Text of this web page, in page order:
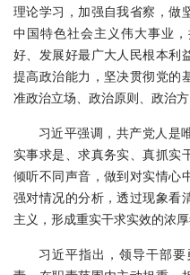
理论学习，加强自我省察，做
中国特色社会主义伟大事业
好、发展好最广大人民根本利
提高政治能力，坚决贯彻党的
准政治立场、政治原则、政治
习近平强调，共产党人是
实事求是、求真务实、真抓实
倾听不同声音，做到对实情心
强对情况的分析，透过现象看
主义，形成重实干求实效的浓厚
习近平指出，领导干部